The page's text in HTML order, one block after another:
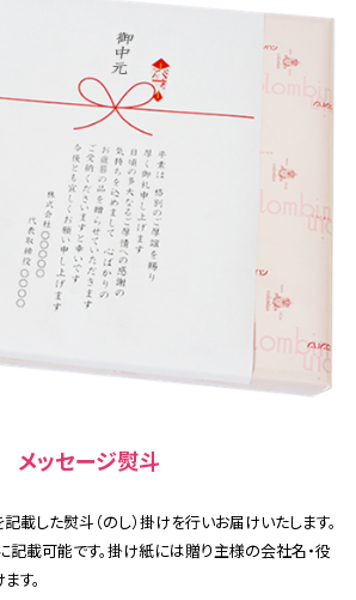
メッセージ熨斗
載した熨斗（のし）掛けを行いお届けいたします。
記載可能です。掛け紙には贈り主様の会社名・役
す。